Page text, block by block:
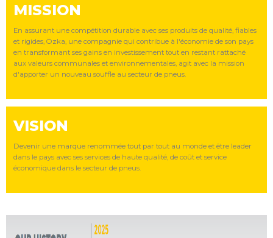
MISSION
En assurant une compétition durable avec ses produits de qualité, fiables
et rigides, Özka, une compagnie qui contribue à l'économie de son pays
en transformant ses gains en investissement tout en restant rattaché
aux valeurs communales et environnementales, agit avec la mission
d'apporter un nouveau souffle au secteur de pneus.
VISION
Devenir une marque renommée tout par tout au monde et être leader
dans le pays avec ses services de haute qualité, de coût et service
économique dans le secteur de pneus.